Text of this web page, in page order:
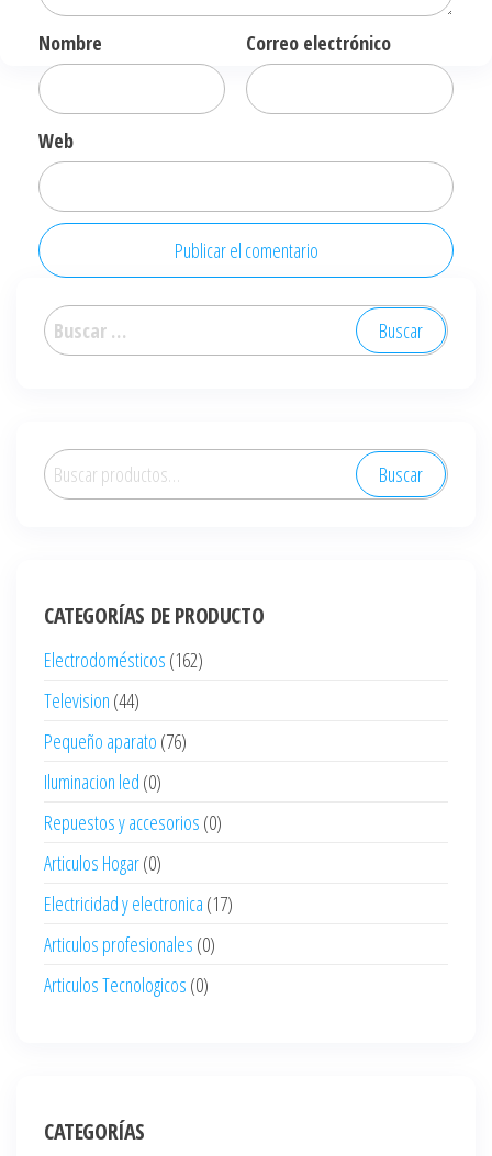
Nombre Correo electrónico
Web
Buscar:
Buscar
por:
Buscar
CATEGORÍAS DE PRODUCTO
Electrodomésticos (162)
Television (44)
Pequeño aparato (76)
Iluminacion led (0)
Repuestos y accesorios (0)
Articulos Hogar(0)
Electricidad y electronica (17)
Articulos profesionales (0)
Articulos Tecnologicos (0)
CATEGORÍAS